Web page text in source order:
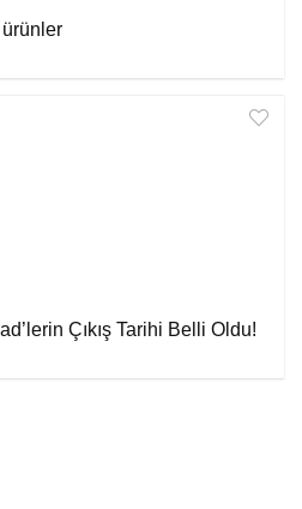
ürünler
Çıkış Tarihi Belli Oldu!